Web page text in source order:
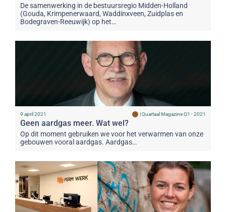
De samenwerking in de bestuursregio Midden-Holland
(Gouda, Krimpenerwaard, Waddinxveen, Zuidplas en
Bodegraven-Reeuwijk) op het…
9 april 2021 |Quartaal Magazine Q1 - 2021
Geen aardgas meer. Wat wel?
Op dit moment gebruiken we voor het verwarmen van onze
gebouwen vooral aardgas. Aardgas…